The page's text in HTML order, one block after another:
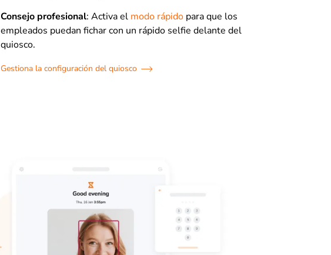
Consejo profesional: Activa el modo rápidopara que los
empleados puedan fichar con un rápido selfie delante del
quiosco.
Gestiona la configuración del quiosco